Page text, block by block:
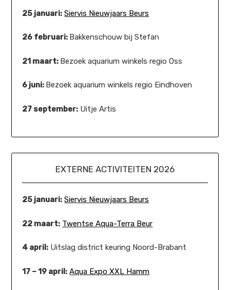
25 januari: Siervis Nieuwjaars Beurs
26 februari: Bakkenschouw bij Stefan
21 maart: Bezoek aquarium winkels regio Oss
6 juni: Bezoek aquarium winkels regio Eindhoven
27 september: Uitje Artis
EXTERNE ACTIVITEITEN 2026
25 januari: Siervis Nieuwjaars Beurs
22 maart: Twentse Aqua-Terra Beur
4 april: Uitslag district keuring Noord-Brabant
17 – 19 april: Aqua Expo XXL Hamm